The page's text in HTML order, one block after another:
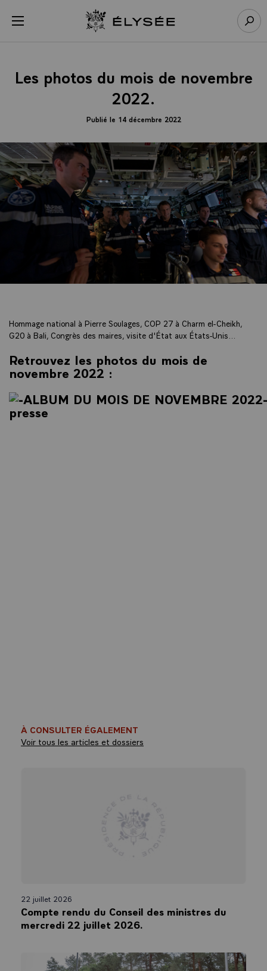
menu Retour à l’accueil Élysée
Les photos du mois de novembre
2022.
Publié le 14 décembre 2022
Hommage national à Pierre Soulages, COP 27 à Charm el-Cheikh,
G20 à Bali, Congrès des maires, visite d'État aux États-Unis...
Retrouvez les photos du mois de
novembre 2022 :
À CONSULTER ÉGALEMENT
Voir tous les articles et dossiers
22 juillet 2026
Compte rendu du Conseil des ministres du
mercredi 22 juillet 2026.
Panneau de gestion des cookies